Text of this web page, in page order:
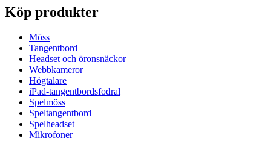
Köp produkter
Möss
Tangentbord
Headset och öronsnäckor
Webbkameror
Högtalare
iPad-tangentbordsfodral
Spelmöss
Speltangentbord
Spelheadset
Mikrofoner